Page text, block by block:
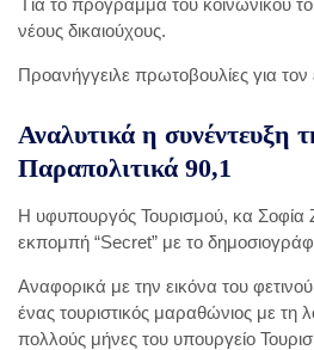
Για το πρόγραμμα του κοινωνικού
νέους δικαιούχους.
Προανήγγειλε πρωτοβουλίες για
Αναλυτικά η συνέντευξη
Παραπολιτικά 90,1
Η υφυπουργός Τουρισμού, κα Σοφία
εκπομπή “Secret” με το
Αναφορικά με την εικόνα του
ένας τουριστικός μαραθώνιος με
πολλούς μήνες του υπουργείο